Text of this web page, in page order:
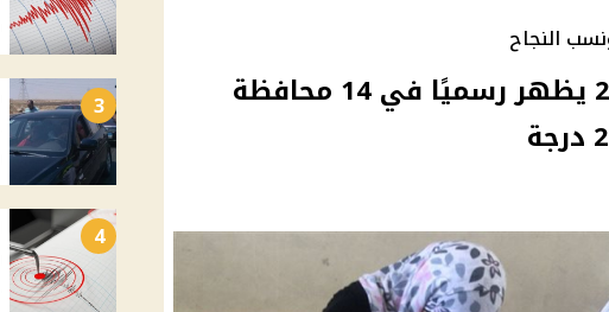
النجاح
تنسيق الثانوي العام 2026 يظهر رسميًا في 14 محافظة 3
4